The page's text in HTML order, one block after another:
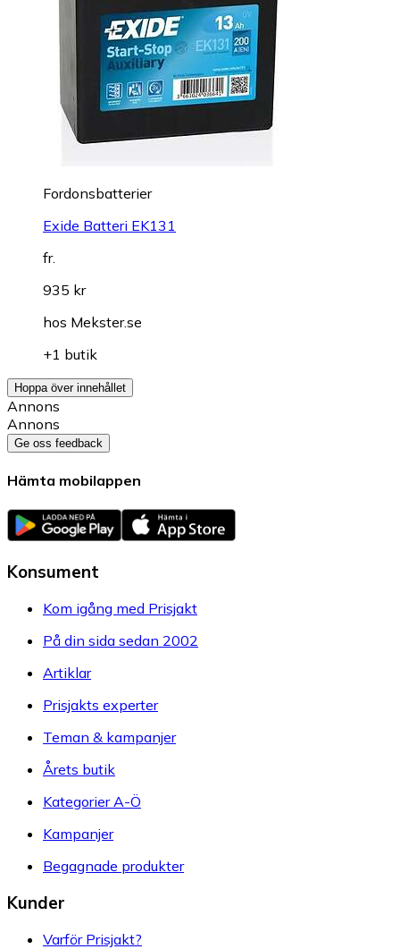
Fordonsbatterier
Exide Batteri EK131
fr.
935 kr
hos Mekster.se
+1 butik
Hoppa över innehållet
Annons
Annons
Ge oss feedback
Hämta mobilappen
Konsument
Kom igång med Prisjakt
På din sida sedan 2002
Artiklar
Prisjakts experter
Teman & kampanjer
Årets butik
Kategorier A-Ö
Kampanjer
Begagnade produkter
Kunder
Varför Prisjakt?